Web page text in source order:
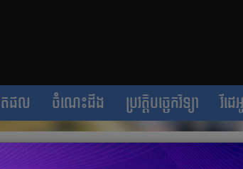
ផល ចំណេះដឹង ប្រវត្តិបច្ចេកវិទ្យា វីដេអូ
សម្រាប់ដំណើរកម្សាន្ត និង